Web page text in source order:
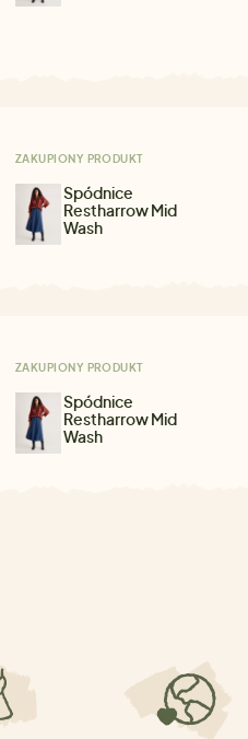
ZAKUPIONY PRODUKT
Spódnice
Restharrow Mid
Wash
ZAKUPIONY PRODUKT
Spódnice
Restharrow Mid
Wash